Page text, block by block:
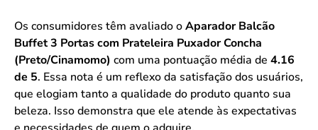
Os consumidores têm avaliado oAparador Balcão
Buffet 3 Portas com Prateleira Puxador Concha
(Preto/Cinamomo) com uma pontuação média de 4.16
de 5. Essa nota é um reflexo da satisfação dos usuários,
que elogiam tanto a qualidade do produto quanto sua
beleza. Isso demonstra que ele atende às expectativas